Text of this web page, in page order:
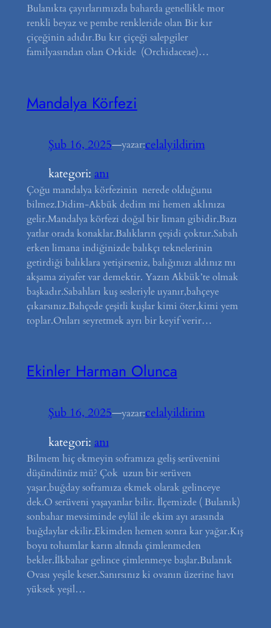
Bulanıkta çayırlarımızda baharda genellikle mor
renkli beyaz ve pembe renkleride olan Bir kır
çiçeğinin adıdır.Bu kır çiçeği salepgiler
familyasından olan Orkide (Orchidaceae)…
Mandalya Körfezi
Şub 16, 2025—yazar:celalyildirim
kategori: anı
Çoğu mandalya körfezinin nerede olduğunu
bilmez.Didim-Akbük dedim mi hemen aklınıza
gelir.Mandalya körfezi doğal bir liman gibidir.Bazı
yatlar orada konaklar.Balıkların çeşidi çoktur.Sabah
erken limana indiğinizde balıkçı teknelerinin
getirdiği balıklara yetişirseniz, balığınızı aldınız mı
akşama ziyafet var demektir. Yazın Akbük’te olmak
başkadır.Sabahları kuş sesleriyle uyanır,bahçeye
çıkarsınız.Bahçede çeşitli kuşlar kimi öter,kimi yem
toplar.Onları seyretmek ayrı bir keyif verir…
Ekinler Harman Olunca
Şub 16, 2025—yazar:celalyildirim
kategori: anı
Bilmem hiç ekmeyin soframıza geliş serüvenini
düşündünüz mü? Çok uzun bir serüven
yaşar,buğday soframıza ekmek olarak gelinceye
dek.O serüveni yaşayanlar bilir. İlçemizde ( Bulanık)
sonbahar mevsiminde eylül ile ekim ayı arasında
buğdaylar ekilir.Ekimden hemen sonra kar yağar.Kış
boyu tohumlar karın altında çimlenmeden
bekler.İlkbahar gelince çimlenmeye başlar.Bulanık
Ovası yeşile keser.Sanırsınız ki ovanın üzerine havı
yüksek yeşil…